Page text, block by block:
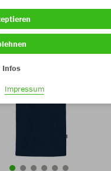
Infos
Impressum